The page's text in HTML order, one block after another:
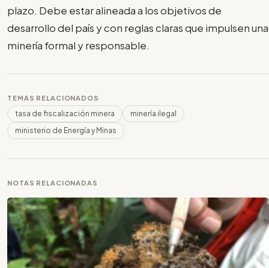
plazo. Debe estar alineada a los objetivos de
desarrollo del país y con reglas claras que impulsen una
minería formal y responsable.
TEMAS RELACIONADOS
tasa de fiscalización minera
minería ilegal
ministerio de Energía y Minas
NOTAS RELACIONADAS